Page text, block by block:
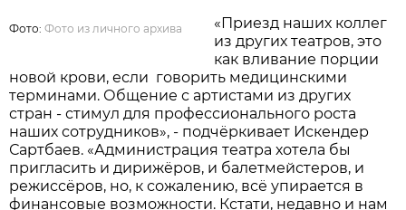
Фото:Фото из личного архива
«Приезд наших коллег
из других театров, это
как вливание порции
новой крови, если говорить медицинскими
терминами. Общение с артистами из других
стран - стимул для профессионального роста
наших сотрудников», - подчёркивает Искендер
Сартбаев. «Администрация театра хотела бы
пригласить и дирижёров, и балетмейстеров, и
режиссёров, но, к сожалению, всё упирается в
финансовые возможности. Кстати, недавно и нам